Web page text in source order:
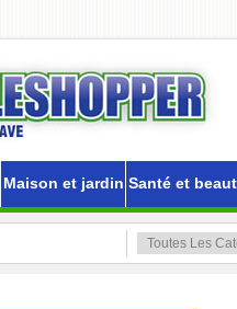
Maison et jardin Santé et